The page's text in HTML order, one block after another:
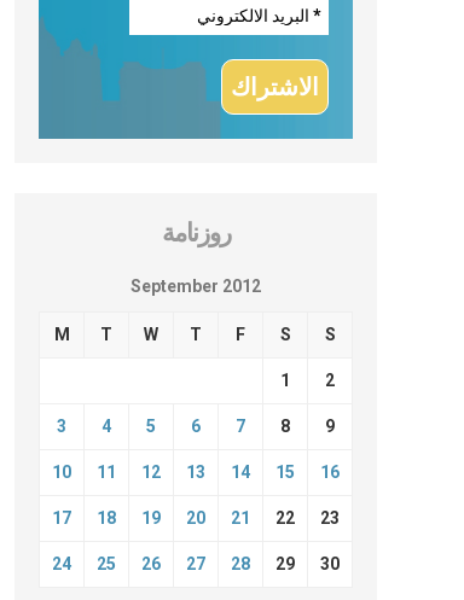
روزنامة
September 2012
M T W T F S S
1 2
3 4 5 6 7 8 9
10 11 12 13 14 15 16
17 18 19 20 21 22 23
24 25 26 27 28 29 30